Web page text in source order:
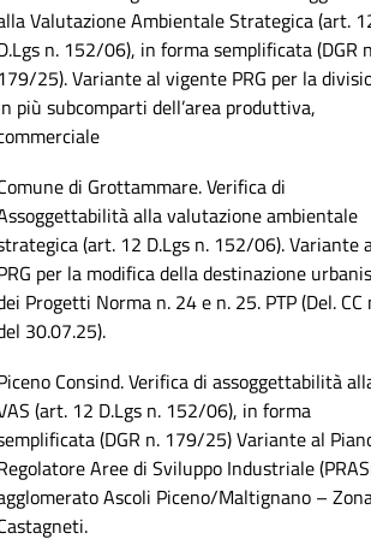
Valutazione Ambientale Strategica (art.
n. 152/06), in forma semplificata (DGR
179/25). Variante al vigente PRG per la
più subcomparti dell’area produttiva,
di Grottammare. Verifica di
alla valutazione ambientale
(art. 12 D.Lgs n. 152/06). Variante
per la modifica della destinazione
Progetti Norma n. 24 e n. 25. PTP (Del. CC
30.07.25).
Consind. Verifica di assoggettabilità
(art. 12 D.Lgs n. 152/06), in forma
(DGR n. 179/25) Variante al
Aree di Sviluppo Industriale
Ascoli Piceno/Maltignano –